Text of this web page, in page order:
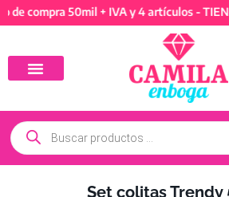
compra 50mil + IVA y 4 artículos -
Set colitas Trendy